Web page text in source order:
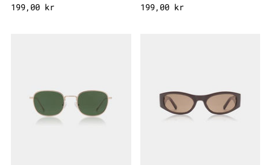
199,00 kr 199,00 kr